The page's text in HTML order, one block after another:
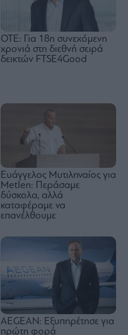
ΟΤΕ: Για 18η συνεχόμενη
χρονιά στη διεθνή σειρά
δεικτών FTSE4Good
Eυάγγελος Μυτιληναίος για
Metlen: Περάσαμε
δύσκολα, αλλά
καταφέραμε να
επανέλθουμε
AEGEAN: Εξυπηρέτησε για
πρώτη φορά